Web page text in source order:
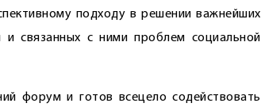
подходу в решении важнейших
связанных с ними проблем социальной
форум и готов всецело содействовать